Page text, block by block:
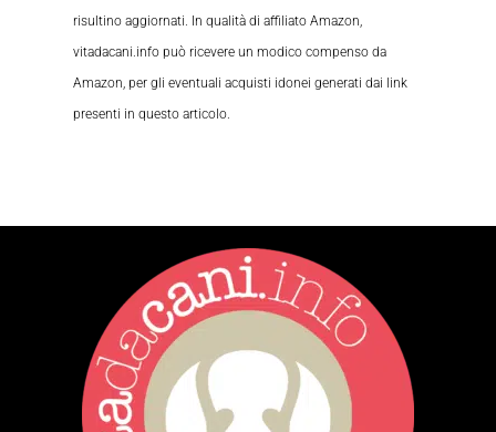
risultino aggiornati. In qualità di affiliato Amazon,
vitadacani.info può ricevere un modico compenso da
Amazon, per gli eventuali acquisti idonei generati dai link
presenti in questo articolo.